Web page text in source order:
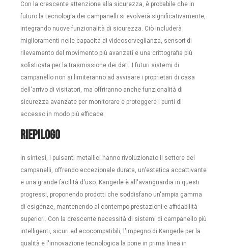
Con la crescente attenzione alla sicurezza, è probabile che in
futuro la tecnologia dei campanelli si evolverà significativamente,
integrando nuove funzionalità di sicurezza. Ciò includerà
miglioramenti nelle capacità di videosorveglianza, sensori di
rilevamento del movimento più avanzati e una crittografia più
sofisticata per la trasmissione dei dati. I futuri sistemi di
campanello non si limiteranno ad avvisare i proprietari di casa
dell'arrivo di visitatori, ma offriranno anche funzionalità di
sicurezza avanzate per monitorare e proteggere i punti di
accesso in modo più efficace.
Riepilogo
In sintesi, i pulsanti metallici hanno rivoluzionato il settore dei
campanelli, offrendo eccezionale durata, un'estetica accattivante
e una grande facilità d'uso. Kangerle è all'avanguardia in questi
progressi, proponendo prodotti che soddisfano un'ampia gamma
di esigenze, mantenendo al contempo prestazioni e affidabilità
superiori. Con la crescente necessità di sistemi di campanello più
intelligenti, sicuri ed ecocompatibili, l'impegno di Kangerle per la
qualità e l'innovazione tecnologica la pone in prima linea in